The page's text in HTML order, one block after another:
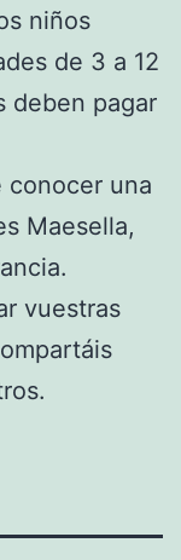
niños
de 3 a 12
deben pagar
conocer una
Maesella,
vuestras